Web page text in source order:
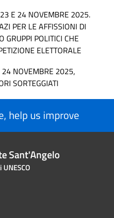
E 24 NOVEMBRE 2025.
PER LE AFFISSIONI DI
GRUPPI POLITICI CHE
ELETTORALE
NOVEMBRE 2025,
SORTEGGIATI
help us improve
Sant'Angelo